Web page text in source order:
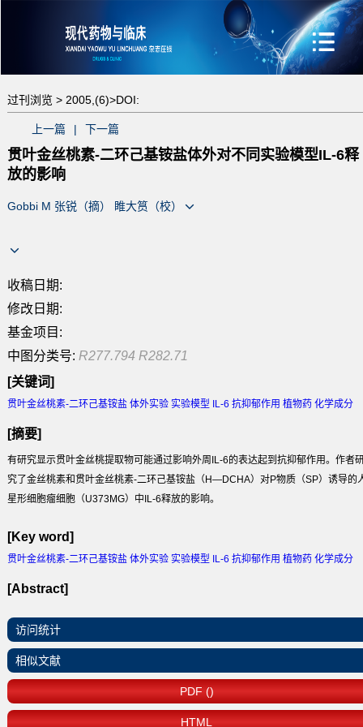
过刊浏览 > 2005,(6)>DOI:
上一篇 | 下一篇
贯叶金丝桃素-二环己基铵盐体外对不同实验模型IL-6释
放的影响
Gobbi M 张锐（摘） 睢大筼（校）
收稿日期:
修改日期:
基金项目:
中图分类号: R277.794 R282.71
[关键词]
贯叶金丝桃素-二环己基铵盐 体外实验 实验模型 IL-6 抗抑郁作用 植物药 化学成分
[摘要]
有研究显示贯叶金丝桃提取物可能通过影响外周IL-6的表达起到抗抑郁作用。作者
究了金丝桃素和贯叶金丝桃素-二环己基铵盐（H—DCHA）对P物质（SP）诱导的
星形细胞瘤细胞（U373MG）中IL-6释放的影响。
[Key word]
贯叶金丝桃素-二环己基铵盐 体外实验 实验模型 IL-6 抗抑郁作用 植物药 化学成分
[Abstract]
访问统计
相似文献
PDF ()
HTML